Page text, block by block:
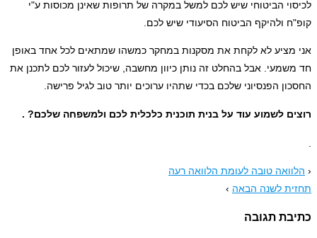
לכיסוי הביטוחי שיש לכם למשל במקרה של תרופות שאינן מכוסות ע"י
קופ"ח ולהיקף הביטוח הסיעודי שיש לכם.
אני מציע לא לקחת את מסקנות במחקר כמשהו שמתאים לכל אחד באופן
חד משמעי. אבל בהחלט זה נותן כיוון מחשבה, שיכול לעזור לכם לתכנן את
החסכון הפנסיוני שלכם בכדי שתהיו ערוכים יותר טוב לגיל פרישה.
רוצים לשמוע עוד על בנית תוכנית כלכלית לכם ולמשפחה שלכם? .
‹ הלוואה טובה לעומת הלוואה רעה
תחזית לשנה הבאה ›
כתיבת תגובה